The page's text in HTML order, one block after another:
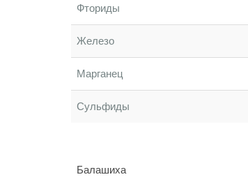
Фториды
Железо
Марганец
Сульфиды
Балашиха